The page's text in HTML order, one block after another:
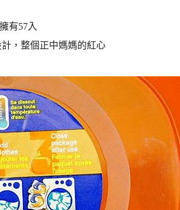
有57入
，整個正中媽媽的紅心